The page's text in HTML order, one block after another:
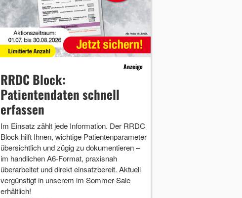
Anzeige
RRDC Block:
Patientendaten schnell
erfassen
Im Einsatz zählt jede Information. Der RRDC
Block hilft Ihnen, wichtige Patientenparameter
übersichtlich und zügig zu dokumentieren –
im handlichen A6-Format, praxisnah
überarbeitet und direkt einsatzbereit. Aktuell
vergünstigt in unserem im Sommer-Sale
erhältlich!